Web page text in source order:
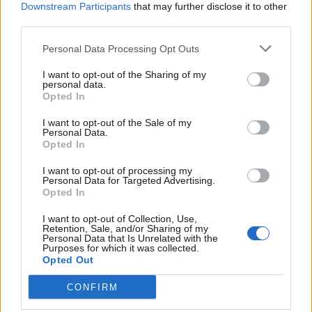
Downstream Participants that may further disclose it to other
Personal Data Processing Opt Outs
I want to opt-out of the Sharing of my
personal data.
Opted In
I want to opt-out of the Sale of my
Personal Data.
Opted In
I want to opt-out of processing my
Personal Data for Targeted Advertising.
Opted In
I want to opt-out of Collection, Use,
Retention, Sale, and/or Sharing of my
Personal Data that Is Unrelated with the
Purposes for which it was collected.
Opted Out
CONFIRM
νόσου. Πολλοί ασθενείς βιώνουν κατάθλιψη, της
οποίας η κόπωση είναι ένα κοινό σύμπτωμα. Τα
άτομα με σύνδρομο Cushing συχνά πρέπει να
εργάζονται σκληρότερα σωματικά και διανοητικά
για να φέρουν εις πέρας τις καθημερινές
πιο επίμονα αισθήματα κόπωσης.
Αλλαγές στη γονιμότητα
Τα υψηλά επίπεδα κορτιζόλης μπορούν να
επηρεάσουν τη φυσιολογική λειτουργία των
όρχεων και των ωοθηκών, επομένως το σύνδρομο